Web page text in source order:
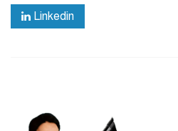
Linkedin